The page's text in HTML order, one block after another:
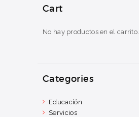
Cart
No hay productos en el carrito.
Categories
Educación
Servicios